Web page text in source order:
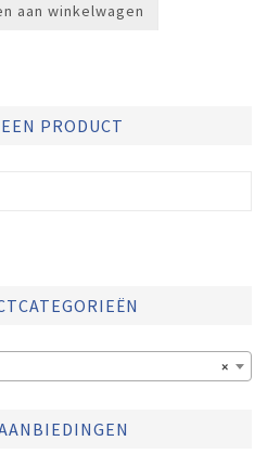
aan winkelwagen
PRODUCT
×